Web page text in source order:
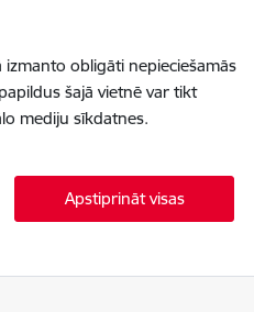
obligāti nepieciešamās
šajā vietnē var tikt
mediju sīkdatnes.
Apstiprināt visas